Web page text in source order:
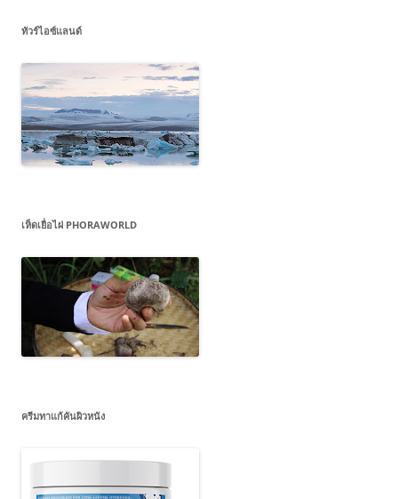
ทัวร์ไอซ์แลนด์
เห็ดเยื่อไผ่ PHORAWORLD
ครีมทาแก้คันผิวหนัง